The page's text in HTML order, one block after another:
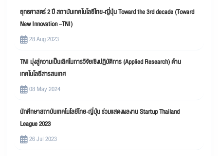
ยุทธศาสตร์ 2 ปี สถาบันเทคโนโลยีไทย-ญี่ปุ่น Toward the 3rd decade (Toward
New Innovation –TNI)
28 Aug 2023
TNI มุ่งสู่ความเป็นเลิศในการวิจัยเชิงปฏิบัติการ (Applied Research) ด้าน
เทคโนโลยีสารสนเทศ
08 May 2024
นักศึกษาสถาบันเทคโนโลยีไทย-ญี่ปุ่น ร่วมแสดงผลงาน Startup Thailand
League 2023
26 Jul 2023